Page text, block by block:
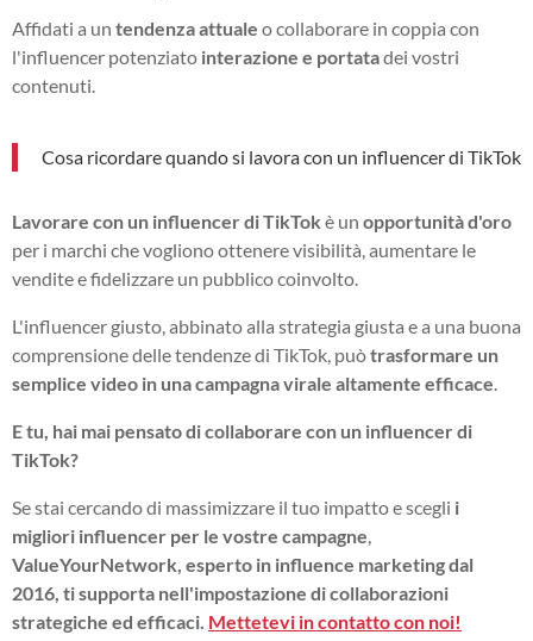
Affidati a un tendenza attuale o collaborare in coppia con
l'influencer potenziato interazione e portatadei vostri
contenuti.
Cosa ricordare quando si lavora con un influencer di TikTok
Lavorare con un influencer di TikTok è un opportunità d'oro
per i marchi che vogliono ottenere visibilità, aumentare le
vendite e fidelizzare un pubblico coinvolto.
L'influencer giusto, abbinato alla strategia giusta e a una buona
comprensione delle tendenze di TikTok, puòtrasformare un
semplice video in una campagna virale altamente efficace
E tu, hai mai pensato di collaborare con un influencer di
TikTok?
Se stai cercando di massimizzare il tuo impatto e scegli i
migliori influencer per le vostre campagne
ValueYourNetwork, esperto in influence marketing dal
2016, ti supporta nell'impostazione di collaborazioni
strategiche ed efficaci. Mettetevi in contatto con noi!